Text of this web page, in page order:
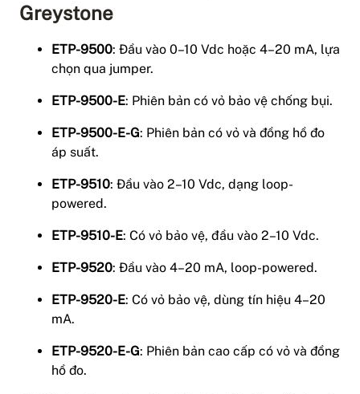
Greystone
ETP-9500: Đầu vào 0–10 Vdc hoặc 4–20 mA, lựa
chọn qua jumper.
ETP-9500-E: Phiên bản có vỏ bảo vệ chống bụi.
ETP-9500-E-G: Phiên bản có vỏ và đồng hồ đo
áp suất.
ETP-9510: Đầu vào 2–10 Vdc, dạng loop-
powered.
ETP-9510-E: Có vỏ bảo vệ, đầu vào 2–10 Vdc.
ETP-9520: Đầu vào 4–20 mA, loop-powered.
ETP-9520-E: Có vỏ bảo vệ, dùng tín hiệu 4–20
mA.
ETP-9520-E-G: Phiên bản cao cấp có vỏ và đồng
hồ đo.